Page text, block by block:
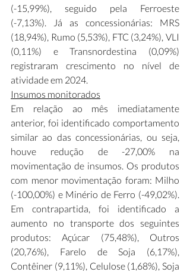
(-15,99%), seguido pela Ferroeste
(-7,13%). Já as concessionárias: MRS
(18,94%), Rumo (5,53%), FTC (3,24%), VLI
(0,11%) e Transnordestina (0,09%)
registraram crescimento no nível de
atividade em 2024.
Insumos monitorados
Em relação ao mês imediatamente
anterior, foi identificado comportamento
similar ao das concessionárias, ou seja,
houve redução de -27,00% na
movimentação de insumos. Os produtos
com menor movimentação foram: Milho
(-100,00%) e Minério de Ferro (-49,02%).
Em contrapartida, foi identificado a
aumento no transporte dos seguintes
produtos: Açúcar (75,48%), Outros
(20,76%), Farelo de Soja (6,17%),
Contêiner (9,11%), Celulose (1,68%), Soja